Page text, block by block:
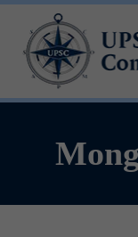
to
primary
navigation
Skip